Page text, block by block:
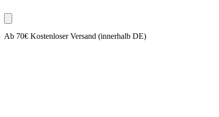
Ab 70€ Kostenloser Versand (innerhalb DE)